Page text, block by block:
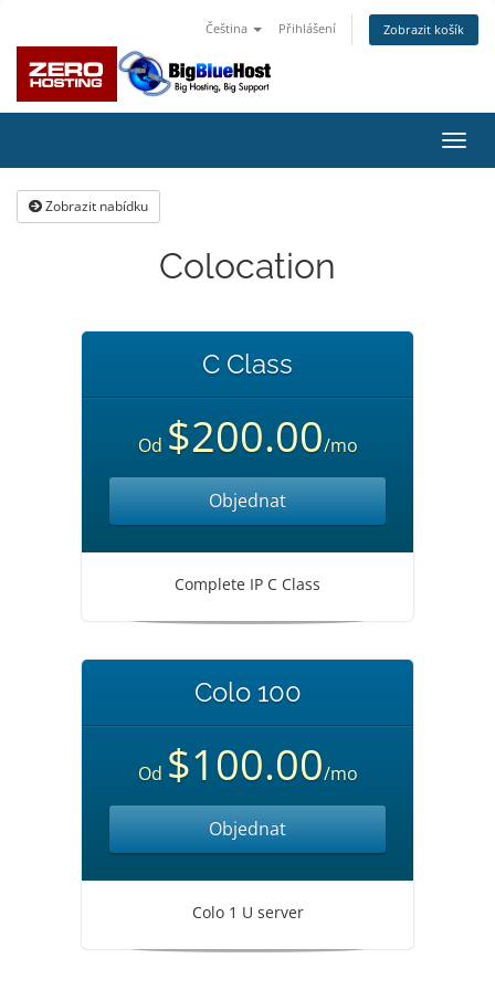
Čeština Přihlášení Zobrazit košík
Zobrazit nabídku
Colocation
C Class
Od $200.00/mo
Objednat
Complete IP C Class
Colo 100
Od $100.00/mo
Objednat
Colo 1 U server